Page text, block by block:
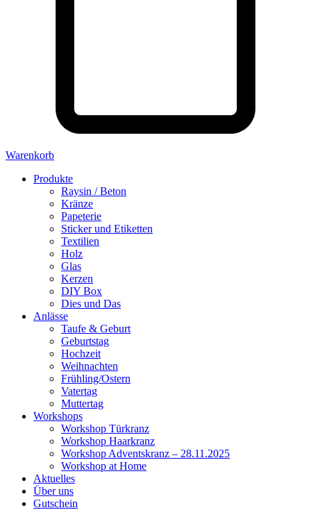
Warenkorb
Produkte
Raysin / Beton
Kränze
Papeterie
Sticker und Etiketten
Textilien
Holz
Glas
Kerzen
DIY Box
Dies und Das
Anlässe
Taufe & Geburt
Geburtstag
Hochzeit
Weihnachten
Frühling/Ostern
Vatertag
Muttertag
Workshops
Workshop Türkranz
Workshop Haarkranz
Workshop Adventskranz – 28.11.2025
Workshop at Home
Aktuelles
Über uns
Gutschein